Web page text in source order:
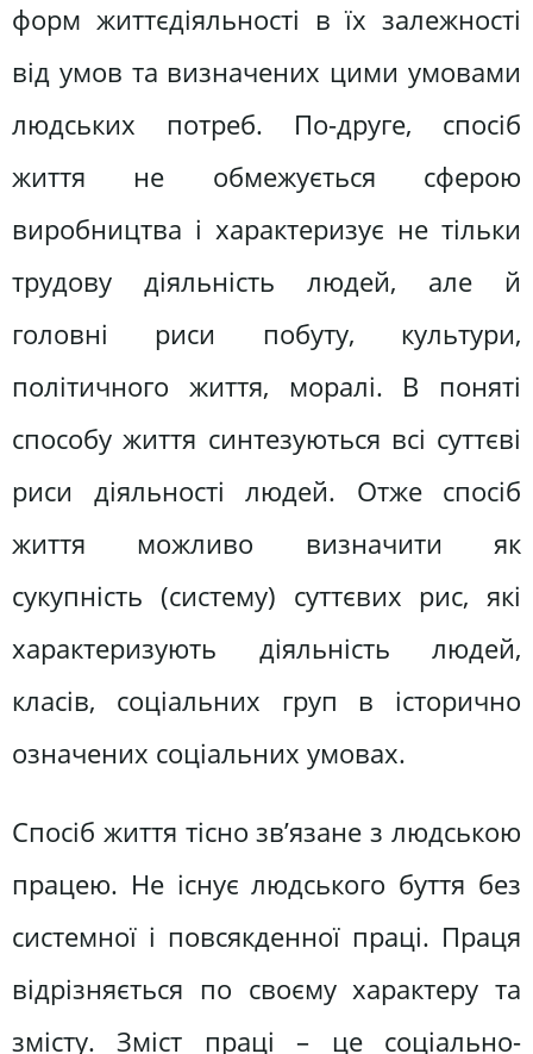
форм життєдіяльності в їх залежності
від умов та визначених цими умовами
людських потреб. По-друге, спосіб
життя не обмежується сферою
виробництва і характеризує не тільки
трудову діяльність людей, але й
головні риси побуту, культури,
політичного життя, моралі. В поняті
способу життя синтезуються всі суттєві
риси діяльності людей. Отже спосіб
життя можливо визначити як
сукупність (систему) суттєвих рис, які
характеризують діяльність людей,
класів, соціальних груп в історично
означених соціальних умовах.
Спосіб життя тісно зв’язане з людською
працею. Не існує людського буття без
системної і повсякденної праці. Праця
відрізняється по своєму характеру та
змісту. Зміст праці – це соціально-